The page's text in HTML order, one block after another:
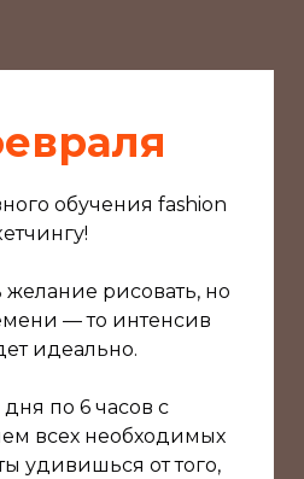
обучения fashion
желание рисовать, но
— то интенсив
идеально.
по 6 часов с
всех необходимых
удивишься от того,